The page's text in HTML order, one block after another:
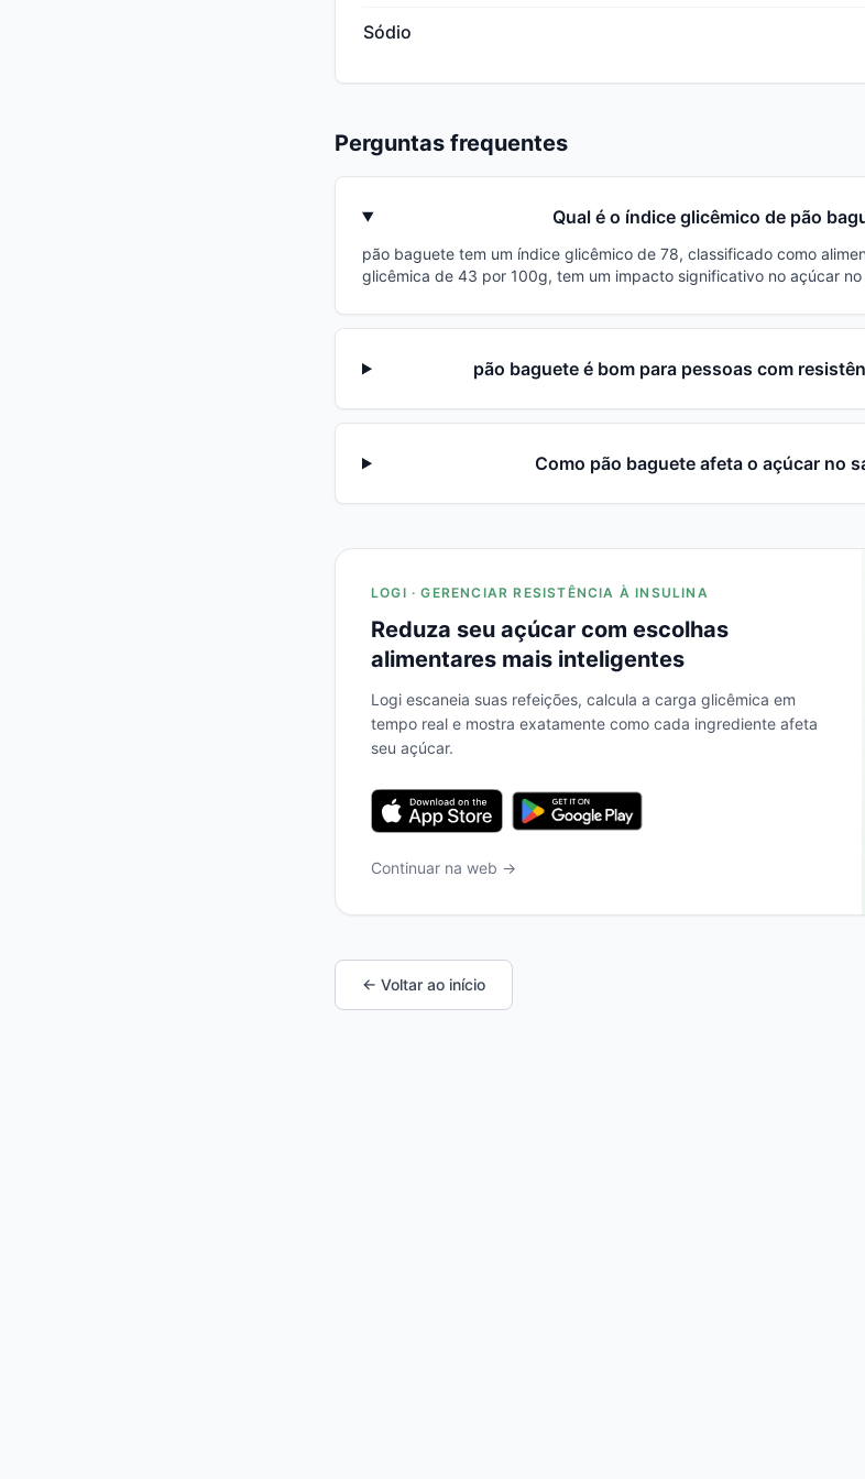
Sódio
Perguntas frequentes
Qual é o índice glicêmico de pão
pão baguete tem um índice glicêmico de 78, classificado como
glicêmica de 43 por 100g, tem um impacto significativo no açúcar no
pão baguete é bom para pessoas com
Como pão baguete afeta o açúcar no
LOGI · GERENCIAR RESISTÊNCIA À INSULINA
Reduza seu açúcar com escolhas
alimentares mais inteligentes
Logi escaneia suas refeições, calcula a carga glicêmica em
tempo real e mostra exatamente como cada ingrediente afeta
seu açúcar.
Continuar na web →
← Voltar ao início